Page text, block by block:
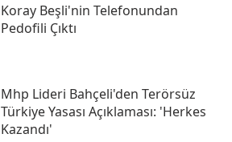
Koray Beşli'nin Telefonundan
Pedofili Çıktı
Mhp Lideri Bahçeli'den Terörsüz
Türkiye Yasası Açıklaması: 'herkes
Kazandı'